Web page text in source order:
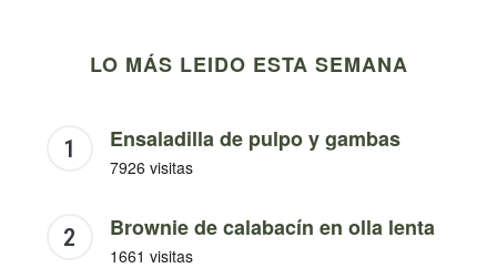
LO MÁS LEIDO ESTA SEMANA
Ensaladilla de pulpo y gambas
7926 visitas
Brownie de calabacín en olla lenta
1661 visitas